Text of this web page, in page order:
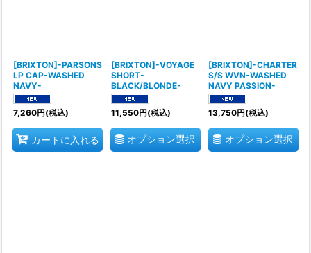
[BRIXTON]-PARSONS
LP CAP-WASHED
NAVY-
7,260円(税込)
カートに入れる
[BRIXTON]-VOYAGE
SHORT-
BLACK/BLONDE-
11,550円(税込)
オプション選択
[BRIXTON]-CHARTER
S/S WVN-WASHED
NAVY PASSION-
13,750円(税込)
オプション選択